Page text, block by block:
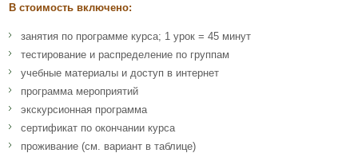
В стоимость включено:
занятия по программе курса; 1 урок = 45 минут
тестирование и распределение по группам
учебные материалы и доступ в интернет
программа мероприятий
экскурсионная программа
сертификат по окончании курса
проживание (см. вариант в таблице)